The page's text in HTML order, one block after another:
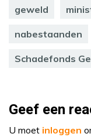
geweld
nabestaanden
Schadefonds
Geef een
U moet inloggen